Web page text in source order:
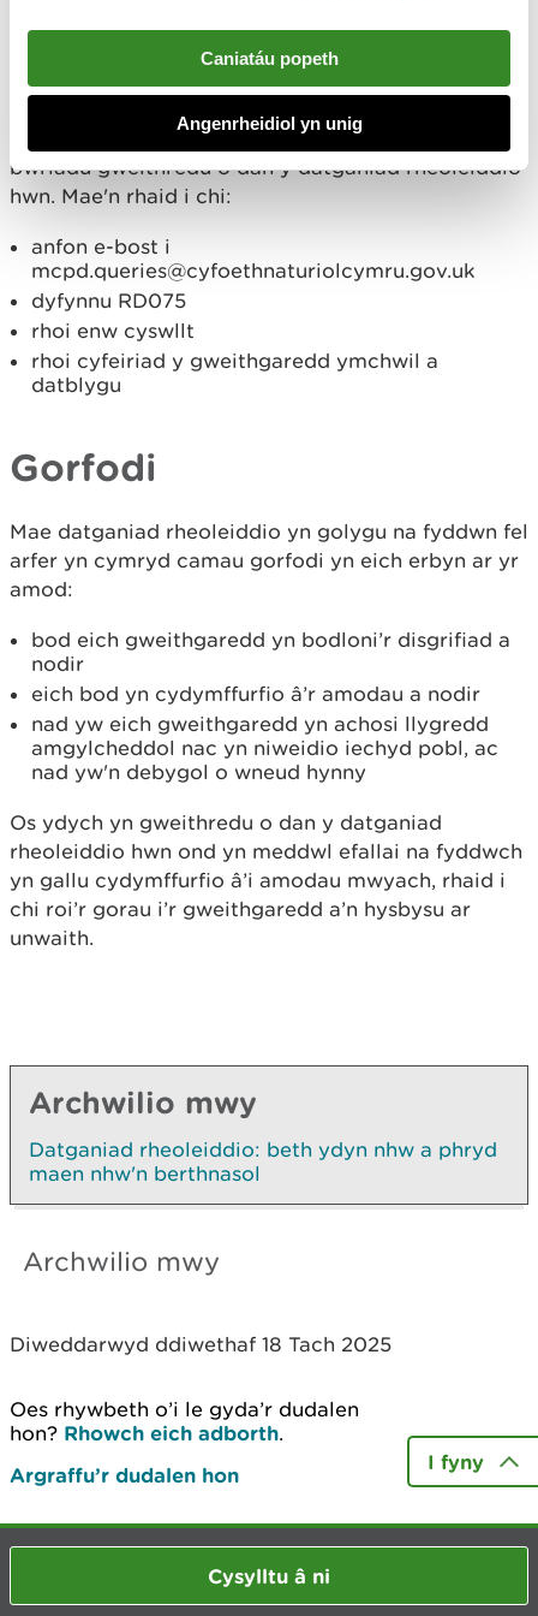
Caniatáu popeth
Angenrheidiol yn unig
datganiad rheoleiddio
hwn
Rhaid i chi ddweud wrthym cyn eich bod yn
bwriadu gweithredu o dan y datganiad rheoleiddio
hwn. Mae'n rhaid i chi:
anfon e-bost i
mcpd.queries@cyfoethnaturiolcymru.gov.uk
dyfynnu RD075
rhoi enw cyswllt
rhoi cyfeiriad y gweithgaredd ymchwil a
datblygu
Gorfodi
Mae datganiad rheoleiddio yn golygu na fyddwn fel
arfer yn cymryd camau gorfodi yn eich erbyn ar yr
amod:
bod eich gweithgaredd yn bodloni’r disgrifiad a
nodir
eich bod yn cydymffurfio â’r amodau a nodir
nad yw eich gweithgaredd yn achosi llygredd
amgylcheddol nac yn niweidio iechyd pobl, ac
nad yw'n debygol o wneud hynny
Os ydych yn gweithredu o dan y datganiad
rheoleiddio hwn ond yn meddwl efallai na fyddwch
yn gallu cydymffurfio â’i amodau mwyach, rhaid i
chi roi’r gorau i’r gweithgaredd a’n hysbysu ar
unwaith.
Archwilio mwy
Datganiad rheoleiddio: beth ydyn nhw a phryd
maen nhw'n berthnasol
Archwilio mwy
Diweddarwyd ddiwethaf 18 Tach 2025
Oes rhywbeth o’i le gyda’r dudalen
hon? Rhowch eich adborth.
Argraffu’r dudalen hon
I fyny
Cysylltu â ni